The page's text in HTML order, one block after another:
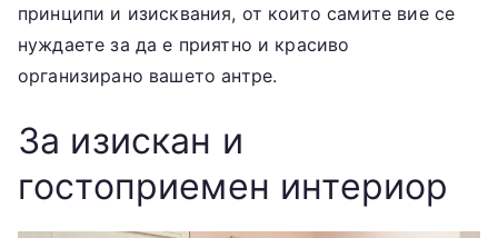
принципи и изисквания, от които самите вие се
нуждаете за да е приятно и красиво
организирано вашето антре.
За изискан и
гостоприемен интериор